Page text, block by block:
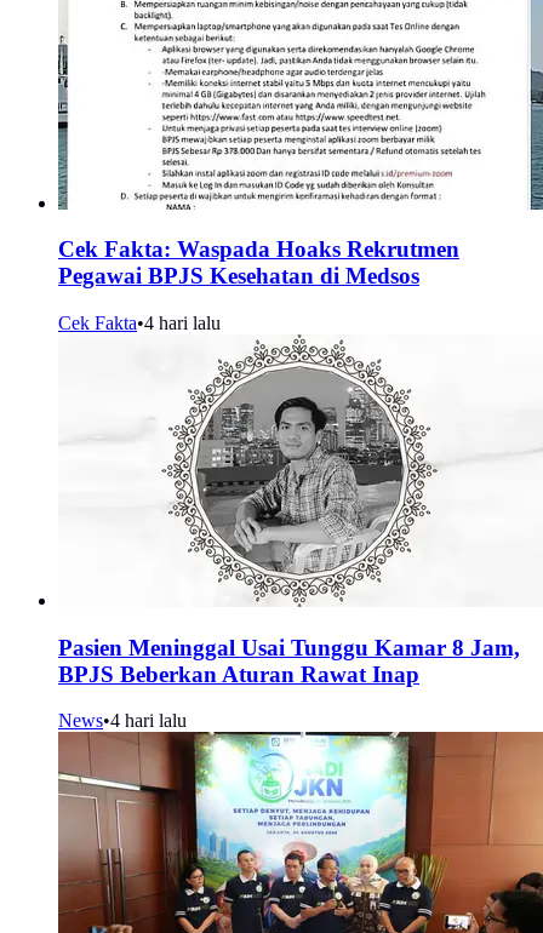
Cek Fakta: Waspada Hoaks Rekrutmen
Pegawai BPJS Kesehatan di Medsos
Cek Fakta•4 hari lalu
Pasien Meninggal Usai Tunggu Kamar 8 Jam,
BPJS Beberkan Aturan Rawat Inap
News•4 hari lalu